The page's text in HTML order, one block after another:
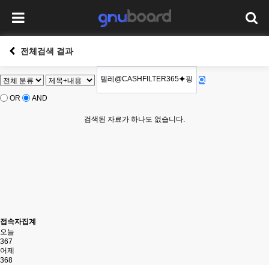
전체검색 결과
OR AND
검색된 자료가 하나도 없습니다.
접속자집계
오늘
367
어제
368